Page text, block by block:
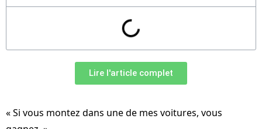
Lire l'article complet
« Si vous montez dans une de mes voitures, vous